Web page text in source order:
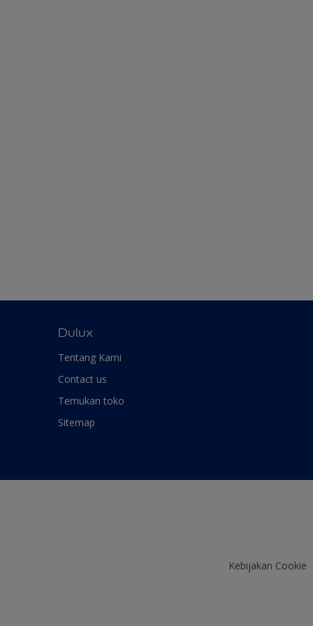
Dulux
Tentang Kami
Contact us
Temukan toko
Sitemap
Kebijakan Cookie